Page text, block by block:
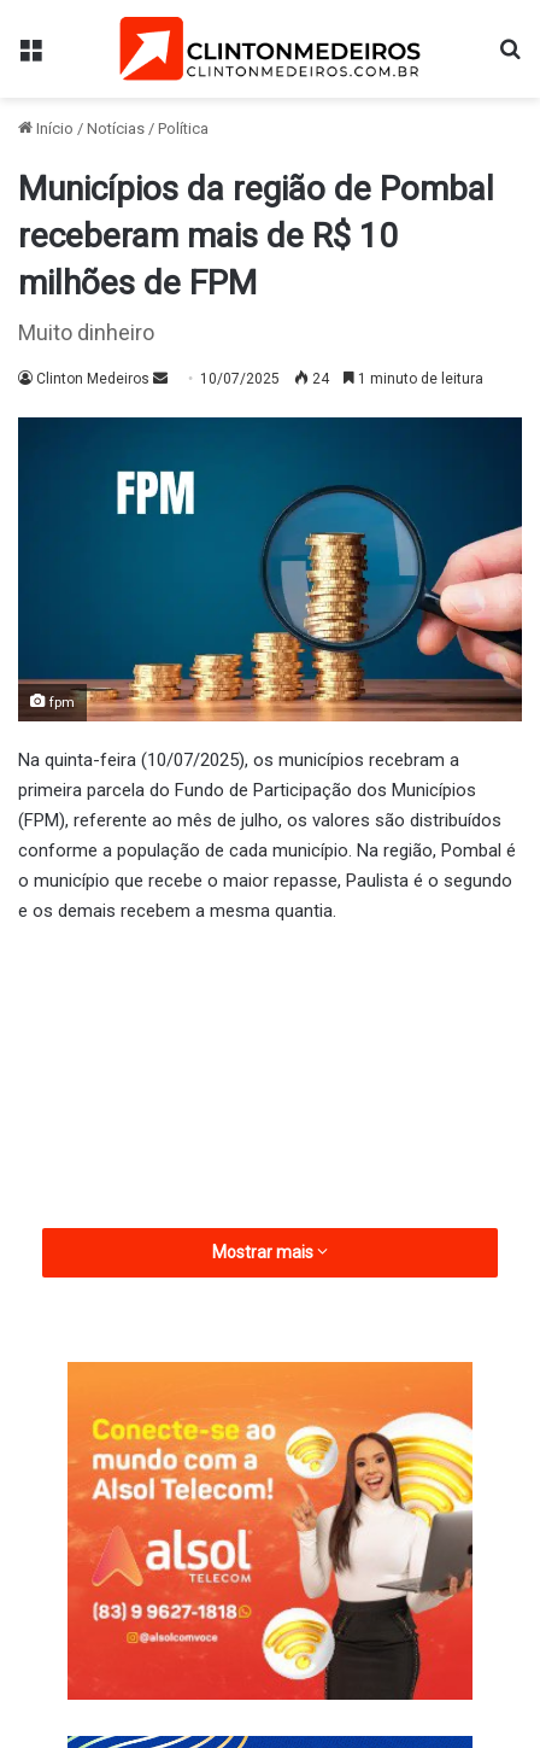
Menu
Início / Notícias / Política
Municípios da região de Pombal
receberam mais de R$ 10
milhões de FPM
Muito dinheiro
Clinton Medeiros
Mande10/07/2025 24 1 minuto de leitura
fpm
Na quinta-feira (10/07/2025), os municípios recebram a
primeira parcela do Fundo de Participação dos Municípios
(FPM), referente ao mês de julho, os valores são distribuídos
conforme a população de cada município. Na região, Pombal é
o município que recebe o maior repasse, Paulista é o segundo
e os demais recebem a mesma quantia.
Considerando o acumulado do ano de 2025, incluindo o
repasse extra do FPM do 1% de julho, o FPM apresenta um
crescimento nominal de 9,52% em relação ao mesmo período
do ano anterior, representando um acréscimo de mais de R$
11,12 bilhões. Em termos reais, descontando a inflação, o
crescimento é de 4,19%.
Juntos os oitos municípios da região de Pombal, recebem
10.583.187,18 (Dez Milhões, Quinhentos e oitenta e três Mil,
Cento e oitenta e sete Reais e Dezoito Centavos). Abaixo
Mostrar mais